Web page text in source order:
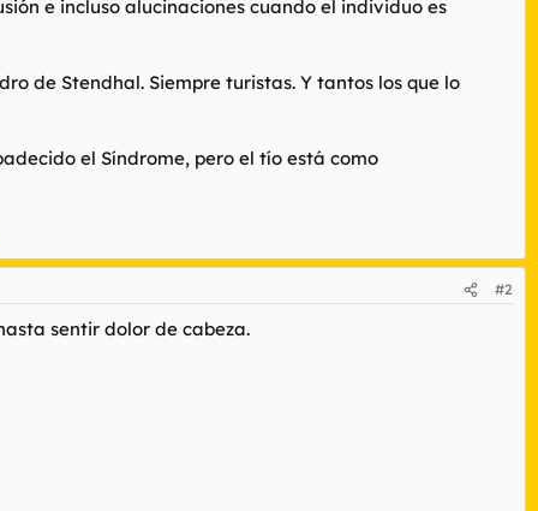
e incluso alucinaciones cuando el individuo es
de Stendhal. Siempre turistas. Y tantos los que lo
el Síndrome, pero el tío está como
#2
sentir dolor de cabeza.